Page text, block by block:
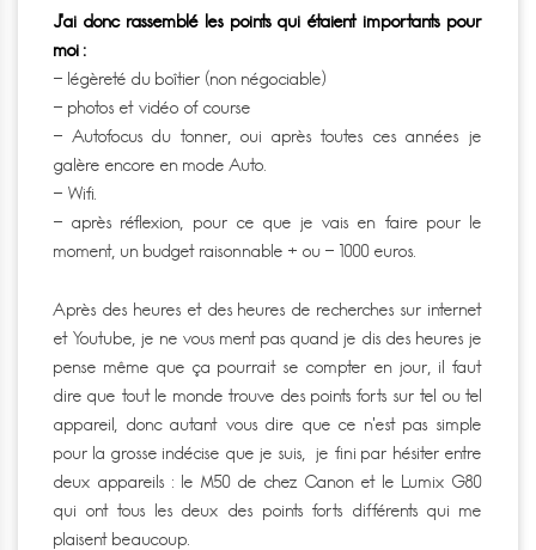
J’ai donc rassemblé les points qui étaient importants pour
moi :
– légèreté du boîtier (non négociable)
– photos et vidéo of course
– Autofocus du tonner, oui après toutes ces années je
galère encore en mode Auto.
– Wifi.
– après réflexion, pour ce que je vais en faire pour le
moment, un budget raisonnable + ou – 1000 euros.
Après des heures et des heures de recherches sur internet
et Youtube, je ne vous ment pas quand je dis des heures je
pense même que ça pourrait se compter en jour, il faut
dire que tout le monde trouve des points forts sur tel ou tel
appareil, donc autant vous dire que ce n’est pas simple
pour la grosse indécise que je suis, je fini par hésiter entre
deux appareils : le M50 de chez Canon et le Lumix G80
qui ont tous les deux des points forts différents qui me
plaisent beaucoup.